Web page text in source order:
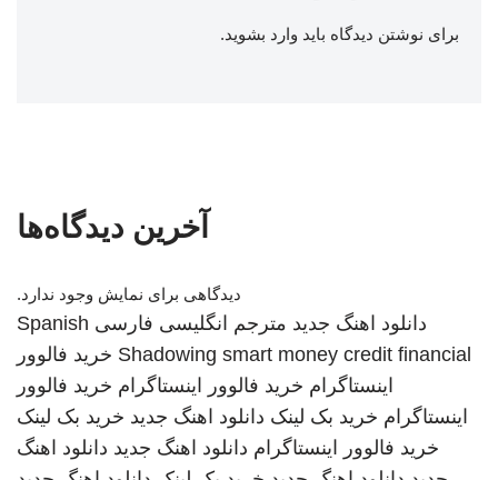
برای نوشتن دیدگاه باید وارد بشوید.
آخرین دیدگاه‌ها
دیدگاهی برای نمایش وجود ندارد.
دانلود اهنگ جدید مترجم انگلیسی فارسی Spanish
Shadowing smart money credit financial
خرید فالوور
اینستاگرام خرید فالوور اینستاگرام خرید فالوور
اینستاگرام خرید بک لینک دانلود اهنگ جدید خرید بک لینک
خرید فالوور اینستاگرام دانلود اهنگ جدید دانلود اهنگ